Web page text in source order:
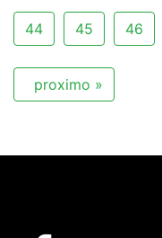
44 45 46
proximo »